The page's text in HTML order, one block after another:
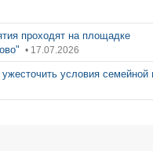
проходят на площадке
• 17.07.2026
условия семейной